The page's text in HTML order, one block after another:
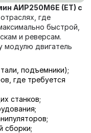
АИР250М6E (ET) с
где
быстрой,
и реверсам.
модулю двигатель
подъемники);
где требуется
станков;
сборки;